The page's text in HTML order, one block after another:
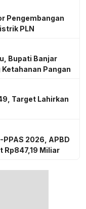
Pengembangan
PLN
Bupati Banjar
Pangan
Target Lahirkan
PPAS 2026, APBD
Rp847,19 Miliar